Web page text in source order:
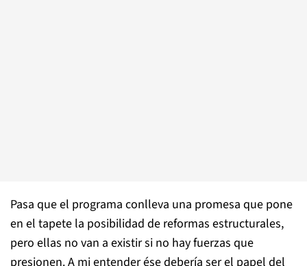
Pasa que el programa conlleva una promesa que pone
en el tapete la posibilidad de reformas estructurales,
pero ellas no van a existir si no hay fuerzas que
presionen. A mi entender ése debería ser el papel del